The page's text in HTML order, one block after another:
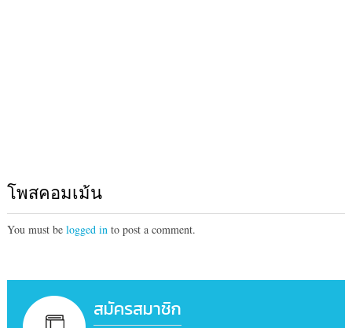
โพสคอมเม้น
You must be logged into post a comment.
สมัครสมาชิก